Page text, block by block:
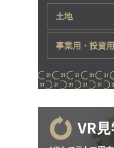
土地
事業用・投資用